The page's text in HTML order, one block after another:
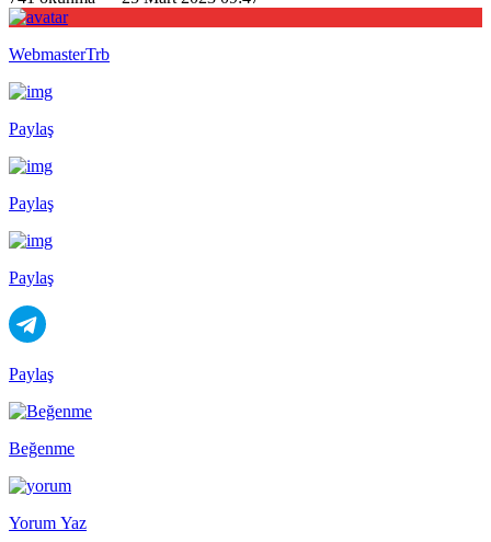
WebmasterTrb
Paylaş
Paylaş
Paylaş
Paylaş
Beğenme
Yorum Yaz